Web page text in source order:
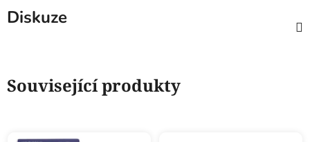
Diskuze
Související produkty